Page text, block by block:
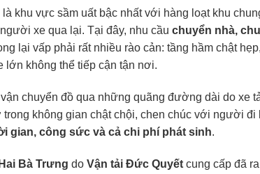
là khu vực sầm uất bậc nhất với hàng loạt khu
xe qua lại. Tại đây, nhu cầu chuyển nhà,
lại vấp phải rất nhiều rào cản: tầng hầm chật hẹp,
lớn không thể tiếp cận tận nơi.
chuyển đồ qua những quãng đường dài do xe
không gian chật chội, chen chúc với người đi
gian, công sức và cả chi phí phát sinh.
Bà Trưng do Vận tải Đức Quyết cung cấp đã